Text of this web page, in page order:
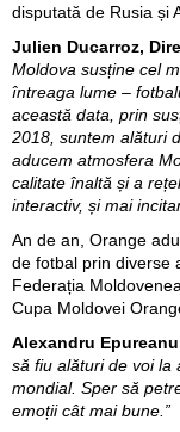
disputată de Rusia și
Julien Ducarroz,
Moldova susține cel
întreaga lume –
această data, prin
2018, suntem alături
aducem atmosfera
calitate înaltă și a
interactiv, și mai
An de an, Orange
de fotbal prin diverse
Federația
Cupa Moldovei
Alexandru
să fiu alături de voi la
mondial. Sper să
emoții cât mai bune.”